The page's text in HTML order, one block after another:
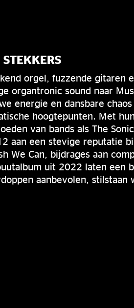
STEKKERS
orgel, fuzzende gitaren
organtronic sound naar
energie en dansbare
hoogtepunten. Met
van bands als The
aan een stevige reputatie
We Can, bijdrages aan
uit 2022 laten een
aanbevolen, stilstaan